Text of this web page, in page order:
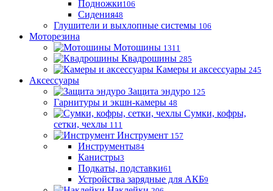
Подножки106
Сидения48
Глушители и выхлопные системы 106
Моторезина
Мотошины 1311
Квадрошины 285
Камеры и аксессуары 245
Аксессуары
Защита эндуро 125
Гарнитуры и экшн-камеры 48
Сумки, кофры,
сетки, чехлы 111
Инструмент 157
Инструменты84
Канистры3
Подкаты, подставки61
Устройства зарядные для АКБ9